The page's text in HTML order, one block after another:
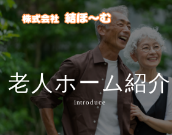
老人ホーム紹介
introduce